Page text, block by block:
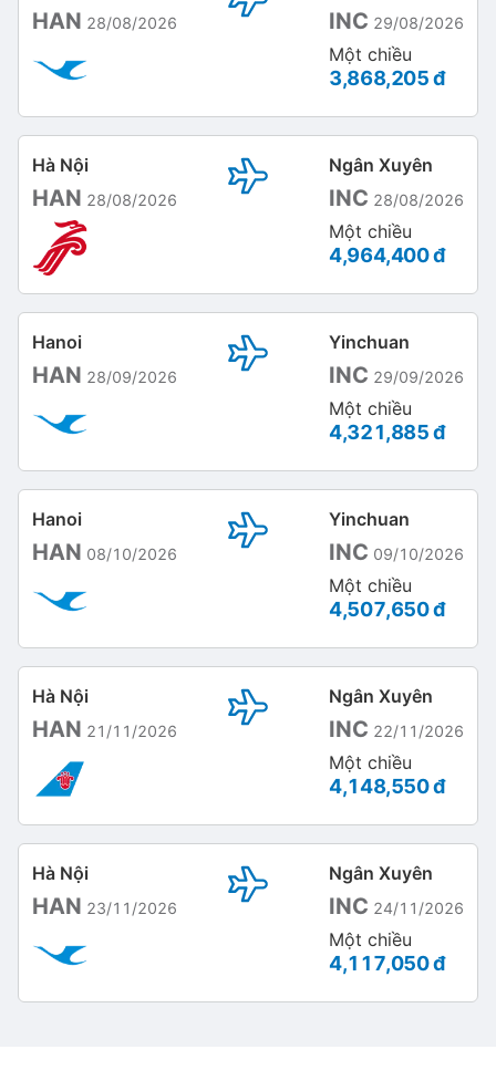
HAN 28/08/2026 INC 29/08/2026
Một chiều
3,868,205 đ
Hà Nội
HAN 28/08/2026
Ngân Xuyên
INC 28/08/2026
Một chiều
4,964,400 đ
Hanoi
HAN 28/09/2026
Yinchuan
INC 29/09/2026
Một chiều
4,321,885 đ
Hanoi
HAN 08/10/2026
Yinchuan
INC 09/10/2026
Một chiều
4,507,650 đ
Hà Nội
HAN 21/11/2026
Ngân Xuyên
INC 22/11/2026
Một chiều
4,148,550 đ
Hà Nội
HAN 23/11/2026
Ngân Xuyên
INC 24/11/2026
Một chiều
4,117,050 đ